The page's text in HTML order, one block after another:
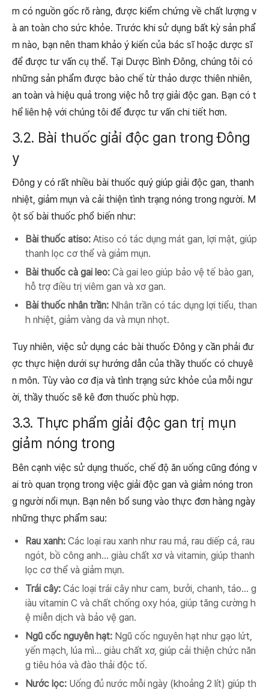
m có nguồn gốc rõ ràng, được kiểm chứng về chất lượng v
à an toàn cho sức khỏe. Trước khi sử dụng bất kỳ sản phẩ
m nào, bạn nên tham khảo ý kiến của bác sĩ hoặc dược sĩ
để được tư vấn cụ thể. Tại Dược Bình Đông, chúng tôi có
những sản phẩm được bào chế từ thảo dược thiên nhiên,
an toàn và hiệu quả trong việc hỗ trợ giải độc gan. Bạn có t
hể liên hệ với chúng tôi để được tư vấn chi tiết hơn.
3.2. Bài thuốc giải độc gan trong Đông
y
Đông y có rất nhiều bài thuốc quý giúp giải độc gan, thanh
nhiệt, giảm mụn và cải thiện tình trạng nóng trong người. M
ột số bài thuốc phổ biến như:
Bài thuốc atiso: Atiso có tác dụng mát gan, lợi mật, giúp
thanh lọc cơ thể và giảm mụn.
Bài thuốc cà gai leo: Cà gai leo giúp bảo vệ tế bào gan,
hỗ trợ điều trị viêm gan và xơ gan.
Bài thuốc nhân trần: Nhân trần có tác dụng lợi tiểu, than
h nhiệt, giảm vàng da và mụn nhọt.
Tuy nhiên, việc sử dụng các bài thuốc Đông y cần phải đư
ợc thực hiện dưới sự hướng dẫn của thầy thuốc có chuyê
n môn. Tùy vào cơ địa và tình trạng sức khỏe của mỗi ngư
ời, thầy thuốc sẽ kê đơn thuốc phù hợp.
3.3. Thực phẩm giải độc gan trị mụn
giảm nóng trong
Bên cạnh việc sử dụng thuốc, chế độ ăn uống cũng đóng v
ai trò quan trọng trong việc giải độc gan và giảm nóng tron
g người nổi mụn. Bạn nên bổ sung vào thực đơn hàng ngày
những thực phẩm sau:
Rau xanh: Các loại rau xanh như rau má, rau diếp cá, rau
ngót, bồ công anh... giàu chất xơ và vitamin, giúp thanh
lọc cơ thể và giảm mụn.
Trái cây: Các loại trái cây như cam, bưởi, chanh, táo... g
iàu vitamin C và chất chống oxy hóa, giúp tăng cường h
ệ miễn dịch và bảo vệ gan.
Ngũ cốc nguyên hạt: Ngũ cốc nguyên hạt như gạo lứt,
yến mạch, lúa mì... giàu chất xơ, giúp cải thiện chức năn
g tiêu hóa và đào thải độc tố.
Nước lọc: Uống đủ nước mỗi ngày (khoảng 2 lít) giúp th